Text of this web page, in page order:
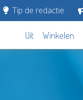
Tip de redactie
Uit Winkelen